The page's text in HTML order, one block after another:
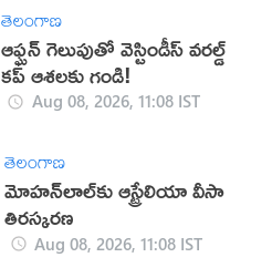
తెలంగాణ
ఆఫ్ఘన్ గెలుపుతో వెస్టిండీస్ వరల్డ్
కప్ ఆశలకు గండి!
Aug 08, 2026, 11:08 IST
తెలంగాణ
మోహన్‌లాల్‌కు ఆస్ట్రేలియా వీసా
తిరస్కరణ
Aug 08, 2026, 11:08 IST